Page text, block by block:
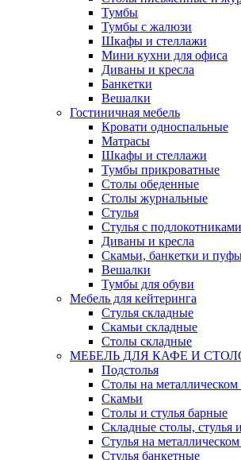
Тумбы
Тумбы с жалюзи
Шкафы и стеллажи
Мини кухни для офиса
Диваны и кресла
Банкетки
Вешалки
Гостиничная мебель
Кровати односпальные
Матрасы
Шкафы и стеллажи
Тумбы прикроватные
Столы обеденные
Столы журнальные
Стулья
Стулья с подлокотниками
Диваны и кресла
Скамьи, банкетки и
Вешалки
Тумбы для обуви
Мебель для кейтеринга
Стулья складные
Скамьи складные
Столы складные
МЕБЕЛЬ ДЛЯ КАФЕ И
Подстолья
Столы на металлическом
Скамьи
Столы и стулья барные
Складные столы, стулья
Стулья на металлическом
Стулья банкетные